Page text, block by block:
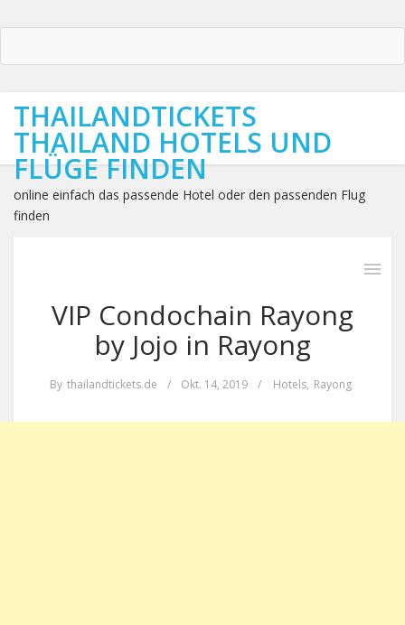
THAILANDTICKETS
THAILAND HOTELS UND
FLÜGE FINDEN
online einfach das passende Hotel oder den passenden Flug
finden
VIP Condochain Rayong
by Jojo in Rayong
By thailandtickets.de / Okt. 14, 2019 / Hotels, Rayong